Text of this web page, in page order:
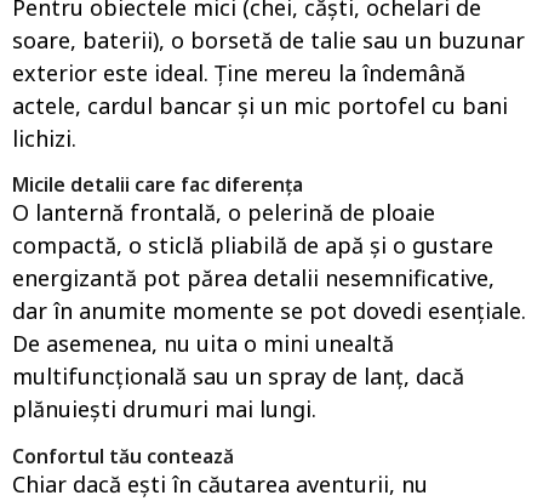
Pentru obiectele mici (chei, căști, ochelari de
soare, baterii), o borsetă de talie sau un buzunar
exterior este ideal. Ține mereu la îndemână
actele, cardul bancar și un mic portofel cu bani
lichizi.
Micile detalii care fac diferența
O lanternă frontală, o pelerină de ploaie
compactă, o sticlă pliabilă de apă și o gustare
energizantă pot părea detalii nesemnificative,
dar în anumite momente se pot dovedi esențiale.
De asemenea, nu uita o mini unealtă
multifuncțională sau un spray de lanț, dacă
plănuiești drumuri mai lungi.
Confortul tău contează
Chiar dacă ești în căutarea aventurii, nu